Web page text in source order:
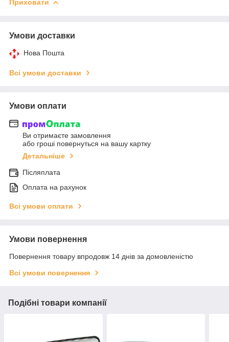
Приховати
Умови доставки
Нова Пошта
Всі умови доставки
Умови оплати
Ви отримаєте замовлення
або гроші повернуться на вашу картку
Детальніше
Післяплата
Оплата на рахунок
Всі умови оплати
Умови повернення
Повернення товару впродовж 14 днів за домовленістю
Всі умови повернення
Подібні товари компанії